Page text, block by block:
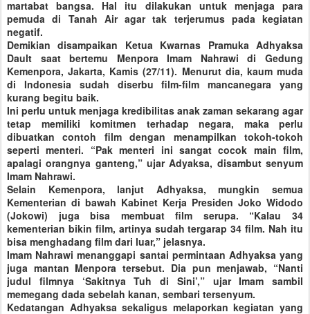
martabat bangsa. Hal itu dilakukan untuk menjaga para
pemuda di Tanah Air agar tak terjerumus pada kegiatan
negatif.
Demikian disampaikan Ketua Kwarnas Pramuka Adhyaksa
Dault saat bertemu Menpora Imam Nahrawi di Gedung
Kemenpora, Jakarta, Kamis (27/11). Menurut dia, kaum muda
di Indonesia sudah diserbu film-film mancanegara yang
kurang begitu baik.
Ini perlu untuk menjaga kredibilitas anak zaman sekarang agar
tetap memiliki komitmen terhadap negara, maka perlu
dibuatkan contoh film dengan menampilkan tokoh-tokoh
seperti menteri. “Pak menteri ini sangat cocok main film,
apalagi orangnya ganteng,” ujar Adyaksa, disambut senyum
Imam Nahrawi.
Selain Kemenpora, lanjut Adhyaksa, mungkin semua
Kementerian di bawah Kabinet Kerja Presiden Joko Widodo
(Jokowi) juga bisa membuat film serupa. “Kalau 34
kementerian bikin film, artinya sudah tergarap 34 film. Nah itu
bisa menghadang film dari luar,” jelasnya.
Imam Nahrawi menanggapi santai permintaan Adhyaksa yang
juga mantan Menpora tersebut. Dia pun menjawab, “Nanti
judul filmnya ‘Sakitnya Tuh di Sini’,” ujar Imam sambil
memegang dada sebelah kanan, sembari tersenyum.
Kedatangan Adhyaksa sekaligus melaporkan kegiatan yang